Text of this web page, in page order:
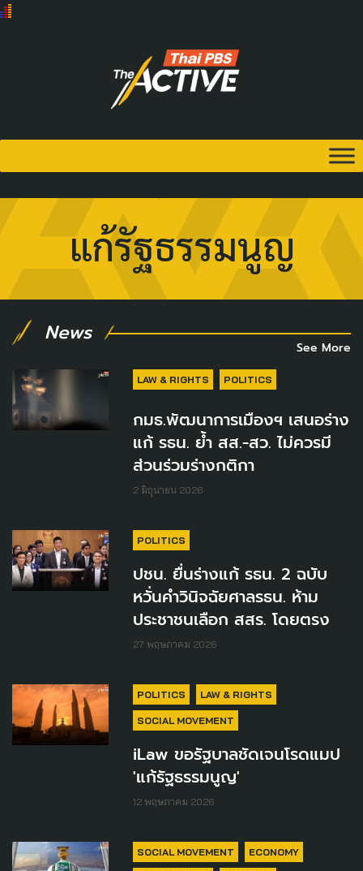
แก้รัฐธรรมนูญ
News
See More
LAW & RIGHTS POLITICS
กมธ.พัฒนาการเมืองฯ เสนอร่าง
แก้ รธน. ย้ำ สส.-สว. ไม่ควรมี
ส่วนร่วมร่างกติกา
2 มิถุนายน 2026
POLITICS
ปชน. ยื่นร่างแก้ รธน. 2 ฉบับ
หวั่นคำวินิจฉัยศาลรธน. ห้าม
ประชาชนเลือก สสร. โดยตรง
27 พฤษภาคม 2026
POLITICS LAW & RIGHTS
SOCIAL MOVEMENT
iLaw ขอรัฐบาลชัดเจนโรดแมป
'แก้รัฐธรรมนูญ'
12 พฤษภาคม 2026
SOCIAL MOVEMENT ECONOMY